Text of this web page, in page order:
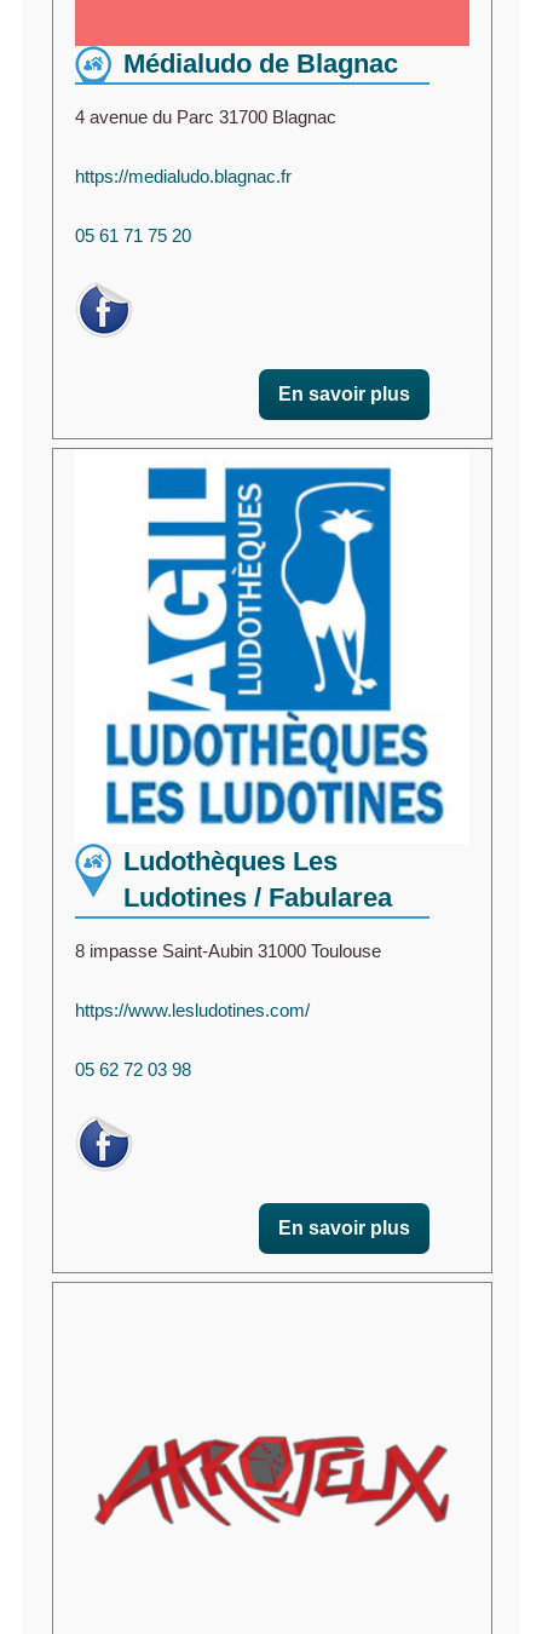
Médialudo de Blagnac
4 avenue du Parc 31700 Blagnac
https://medialudo.blagnac.fr
05 61 71 75 20
En savoir plus
Ludothèques Les
Ludotines / Fabularea
8 impasse Saint-Aubin 31000 Toulouse
https://www.lesludotines.com/
05 62 72 03 98
En savoir plus